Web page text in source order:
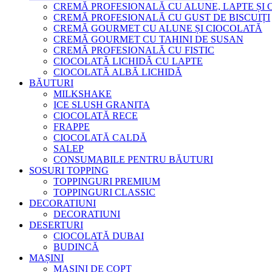
CREMĂ PROFESIONALĂ CU ALUNE, LAPTE ȘI
CREMĂ PROFESIONALĂ CU GUST DE BISCUIȚI
CREMĂ GOURMET CU ALUNE ȘI CIOCOLATĂ
CREMĂ GOURMET CU TAHINI DE SUSAN
CREMĂ PROFESIONALĂ CU FISTIC
CIOCOLATĂ LICHIDĂ CU LAPTE
CIOCOLATĂ ALBĂ LICHIDĂ
BĂUTURI
MILKSHAKE
ICE SLUSH GRANITA
CIOCOLATĂ RECE
FRAPPE
CIOCOLATĂ CALDĂ
SALEP
CONSUMABILE PENTRU BĂUTURI
SOSURI TOPPING
TOPPINGURI PREMIUM
TOPPINGURI CLASSIC
DECORATIUNI
DECORATIUNI
DESERTURI
CIOCOLATĂ DUBAI
BUDINCĂ
MAȘINI
MAȘINI DE COPT